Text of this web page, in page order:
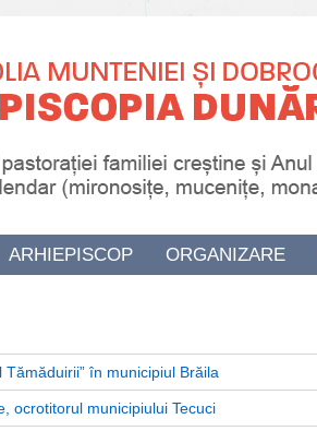
ARHIEPISCOP ORGANIZARE
în municipiul Brăila
ocrotitorul municipiului Tecuci